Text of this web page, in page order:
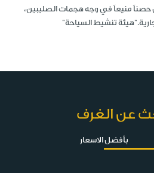
حصناً منيعاً في وجه هجمات الصليبين،
تنشيط السياحة"
عن الغرف
بأفضل الاسعار